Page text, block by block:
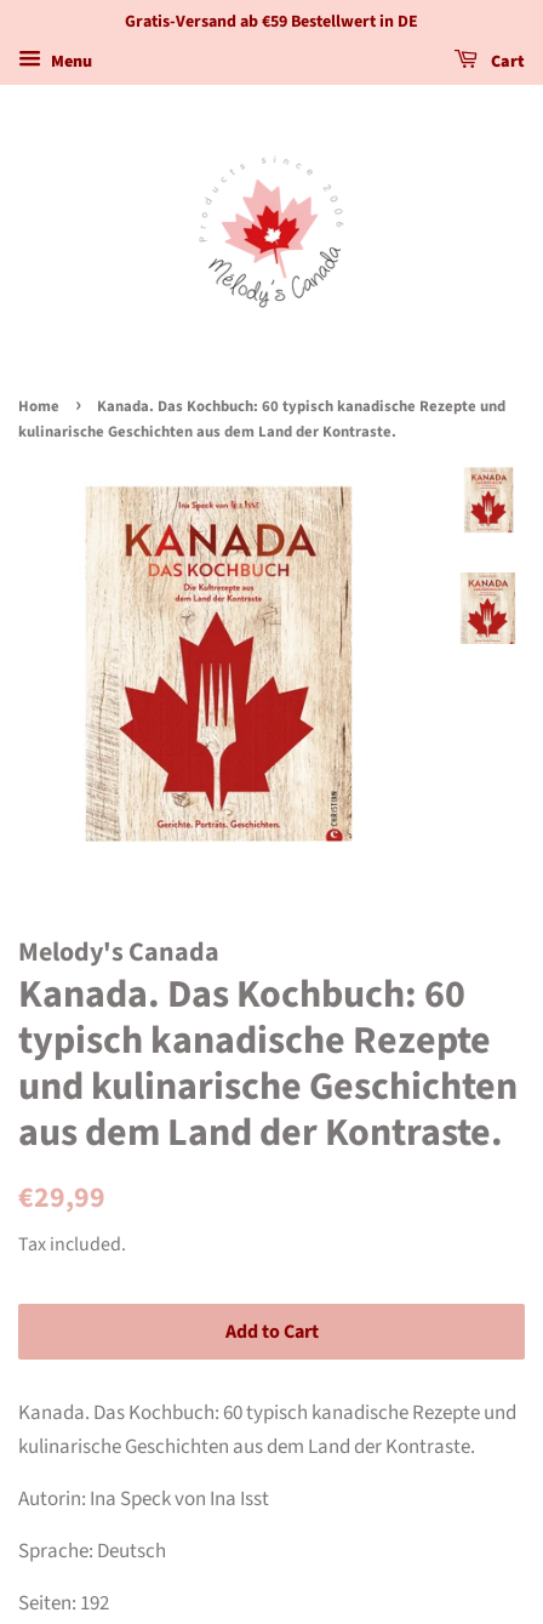
Gratis-Versand ab €59 Bestellwert in DE
Menu
Cart
Home ›
Kanada. Das Kochbuch: 60 typisch kanadische Rezepte und
kulinarische Geschichten aus dem Land der Kontraste.
Melody's Canada
Kanada. Das Kochbuch: 60
typisch kanadische Rezepte
und kulinarische Geschichten
aus dem Land der Kontraste.
Regular
€29,99
Tax included.
Add to Cart
Kanada. Das Kochbuch: 60 typisch kanadische Rezepte und
kulinarische Geschichten aus dem Land der Kontraste.
Autorin: Ina Speck von Ina Isst
Sprache: Deutsch
Seiten: 192